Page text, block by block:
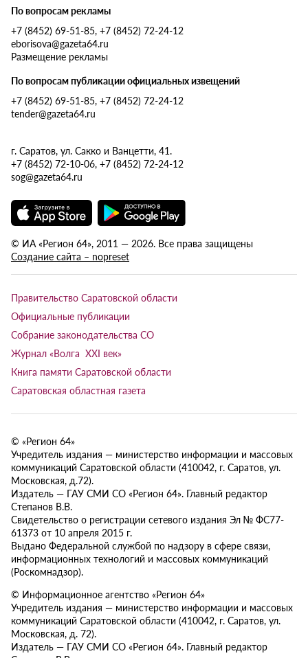
По вопросам рекламы
+7 (8452) 69-51-85, +7 (8452) 72-24-12
eborisova@gazeta64.ru
Размещение рекламы
По вопросам публикации официальных извещений
+7 (8452) 69-51-85, +7 (8452) 72-24-12
tender@gazeta64.ru
г. Саратов, ул. Сакко и Ванцетти, 41.
+7 (8452) 72-10-06, +7 (8452) 72-24-12
sog@gazeta64.ru
© ИА «Регион 64», 2011 — 2026. Все права защищены
Создание сайта – nopreset
Правительство Саратовской области
Официальные публикации
Собрание законодательства СО
Журнал «Волга XXI век»
Книга памяти Саратовской области
Саратовская областная газета
© «Регион 64»
Учредитель издания — министерство информации и массовых
коммуникаций Саратовской области (410042, г. Саратов, ул.
Московская, д.72).
Издатель — ГАУ СМИ СО «Регион 64». Главный редактор
Степанов В.В.
Свидетельство о регистрации сетевого издания Эл № ФС77-
61373 от 10 апреля 2015 г.
Выдано Федеральной службой по надзору в сфере связи,
информационных технологий и массовых коммуникаций
(Роскомнадзор).
© Информационное агентство «Регион 64»
Учредитель издания — министерство информации и массовых
коммуникаций Саратовской области (410042, г. Саратов, ул.
Московская, д. 72).
Издатель — ГАУ СМИ СО «Регион 64». Главный редактор